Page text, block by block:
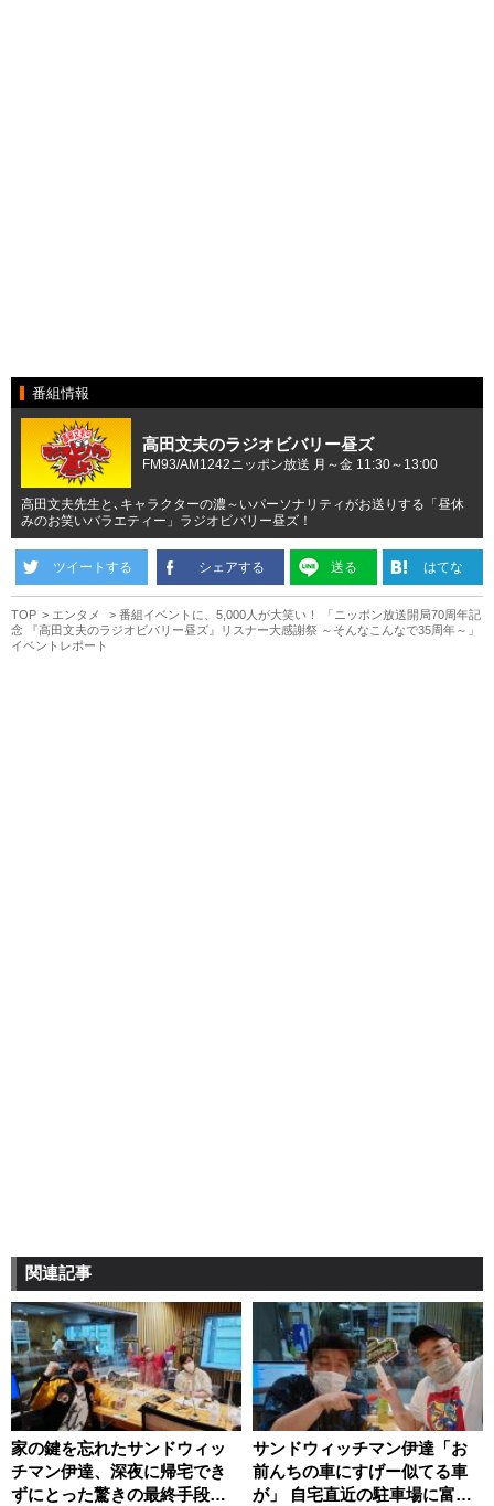
番組情報
高田文夫のラジオビバリー昼ズ
FM93/AM1242ニッポン放送 月～金 11:30～13:00
高田文夫先生と､キャラクターの濃～いパーソナリティがお送りする「昼休
みのお笑いバラエティー」ラジオビバリー昼ズ！
ツイートする シェアする 送る はてな
TOP エンタメ
番組イベントに、5,000人が大笑い！ 「ニッポン放送開局70周年記
念 『高田文夫のラジオビバリー昼ズ』リスナー大感謝祭 ～そんなこんなで35周年～」
イベントレポート
関連記事
家の鍵を忘れたサンドウィッ
チマン伊達、深夜に帰宅でき
ずにとった驚きの最終手段
サンドウィッチマン伊達「お
前んちの車にすげー似てる車
が」 自宅直近の駐車場に富澤